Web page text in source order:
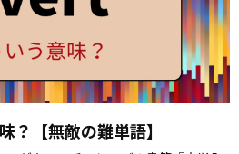
【無敵の難単語】